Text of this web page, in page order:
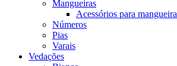
Mangueiras
Acessórios para mangueira
Números
Pias
Varais
Vedações